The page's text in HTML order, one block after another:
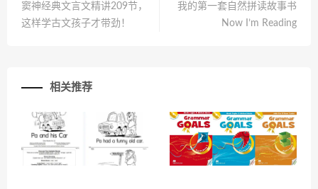
窦神经典文言文精讲209节，
这样学古文孩子才带劲！
我的第一套自然拼读故事书
Now I’m Reading
相关推荐